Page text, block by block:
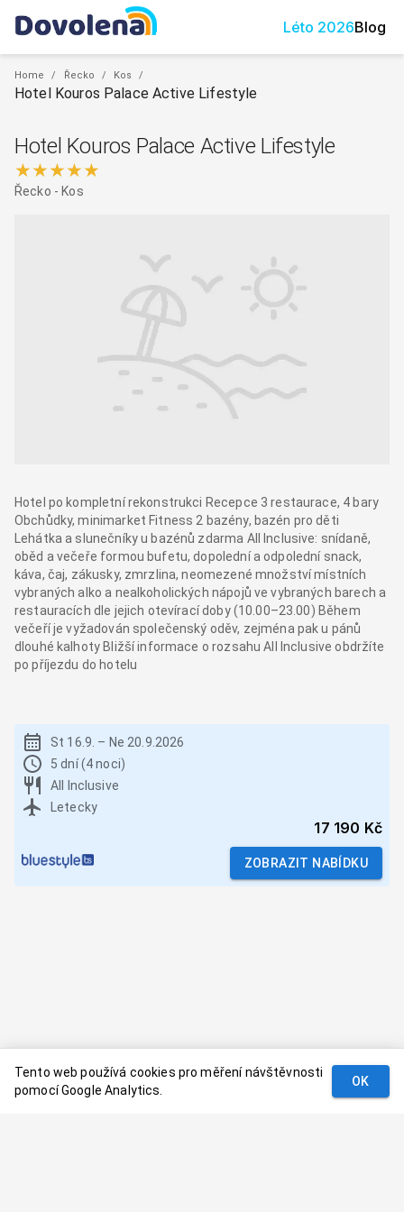
Léto 2026Blog
Home / Řecko / Kos /
Hotel Kouros Palace Active Lifestyle
Hotel Kouros Palace Active Lifestyle
★★★★★
Řecko - Kos
Hotel po kompletní rekonstrukci Recepce 3 restaurace, 4 bary
Obchůdky, minimarket Fitness 2 bazény, bazén pro děti
Lehátka a slunečníky u bazénů zdarma All Inclusive: snídaně,
oběd a večeře formou bufetu, dopolední a odpolední snack,
káva, čaj, zákusky, zmrzlina, neomezené množství místních
vybraných alko a nealkoholických nápojů ve vybraných barech a
restauracích dle jejich otevírací doby (10.00–23.00) Během
večeří je vyžadován společenský oděv, zejména pak u pánů
dlouhé kalhoty Bližší informace o rozsahu All Inclusive obdržíte
po příjezdu do hotelu
St 16.9. – Ne 20.9.2026
5 dní (4 noci)
All Inclusive
Letecky
17 190 Kč
ZOBRAZIT NABÍDKU
Tento web používá cookies pro měření návštěvnosti
pomocí Google Analytics.
OK